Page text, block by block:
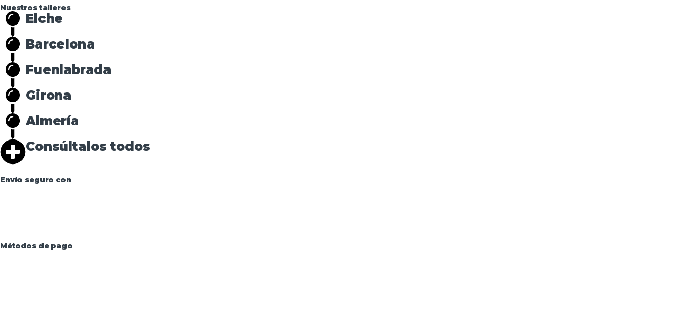
Nuestros talleres
Elche
Barcelona
Fuenlabrada
Girona
Almería
Consúltalos todos
Envío seguro con
Métodos de pago